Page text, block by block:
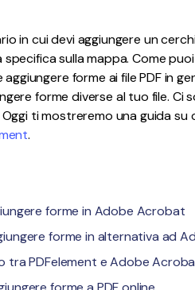
Freelancer
in cui devi aggiungere un
sulla mappa. Come
aggiungere forme ai file PDF in
forme diverse al tuo file. Ci
ti mostreremo una guida
.
forme in Adobe Acrobat
forme in alternativa ad
tra PDFelement e Adobe